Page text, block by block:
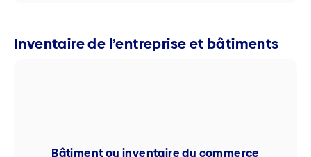
Inventaire de l’entreprise et bâtiments
Bâtiment ou inventaire du commerce